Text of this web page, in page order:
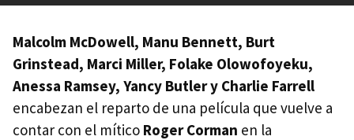
Malcolm McDowell, Manu Bennett, Burt
Grinstead, Marci Miller, Folake Olowofoyeku,
Anessa Ramsey, Yancy Butler y Charlie Farrell
encabezan el reparto de una película que vuelve a
contar con el mítico Roger Corman en la